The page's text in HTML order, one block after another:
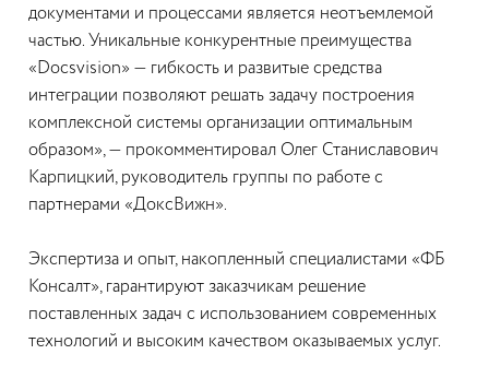
документами и процессами является неотъемлемой
частью. Уникальные конкурентные преимущества
«Docsvision» — гибкость и развитые средства
интеграции позволяют решать задачу построения
комплексной системы организации оптимальным
образом», — прокомментировал Олег Станиславович
Карпицкий, руководитель группы по работе с
партнерами «ДоксВижн».
Экспертиза и опыт, накопленный специалистами «ФБ
Консалт», гарантируют заказчикам решение
поставленных задач с использованием современных
технологий и высоким качеством оказываемых услуг.